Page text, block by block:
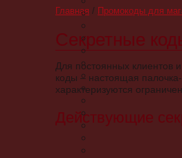
Главная / Промокоды для
Секретные
Для постоянных клиентов
коды – настоящая
характеризуются
Действующие